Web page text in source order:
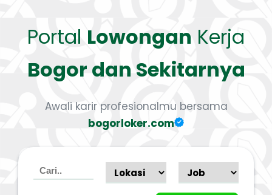
Portal Lowongan Kerja
Bogor dan Sekitarnya
Awali karir profesionalmu bersama
bogorloker.com